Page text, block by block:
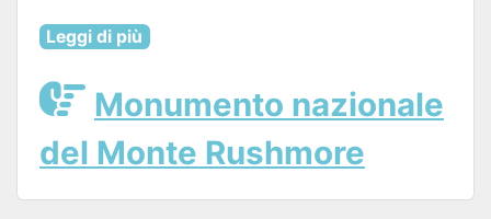
Leggi di più
Monumento nazionale
del Monte Rushmore